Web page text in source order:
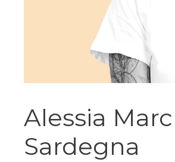
Alessia
Sardegna